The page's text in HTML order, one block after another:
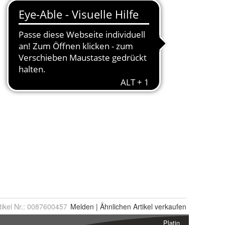
Nr.: 0087600457 Melden | Ähnlichen Artikel verkaufen
Platin